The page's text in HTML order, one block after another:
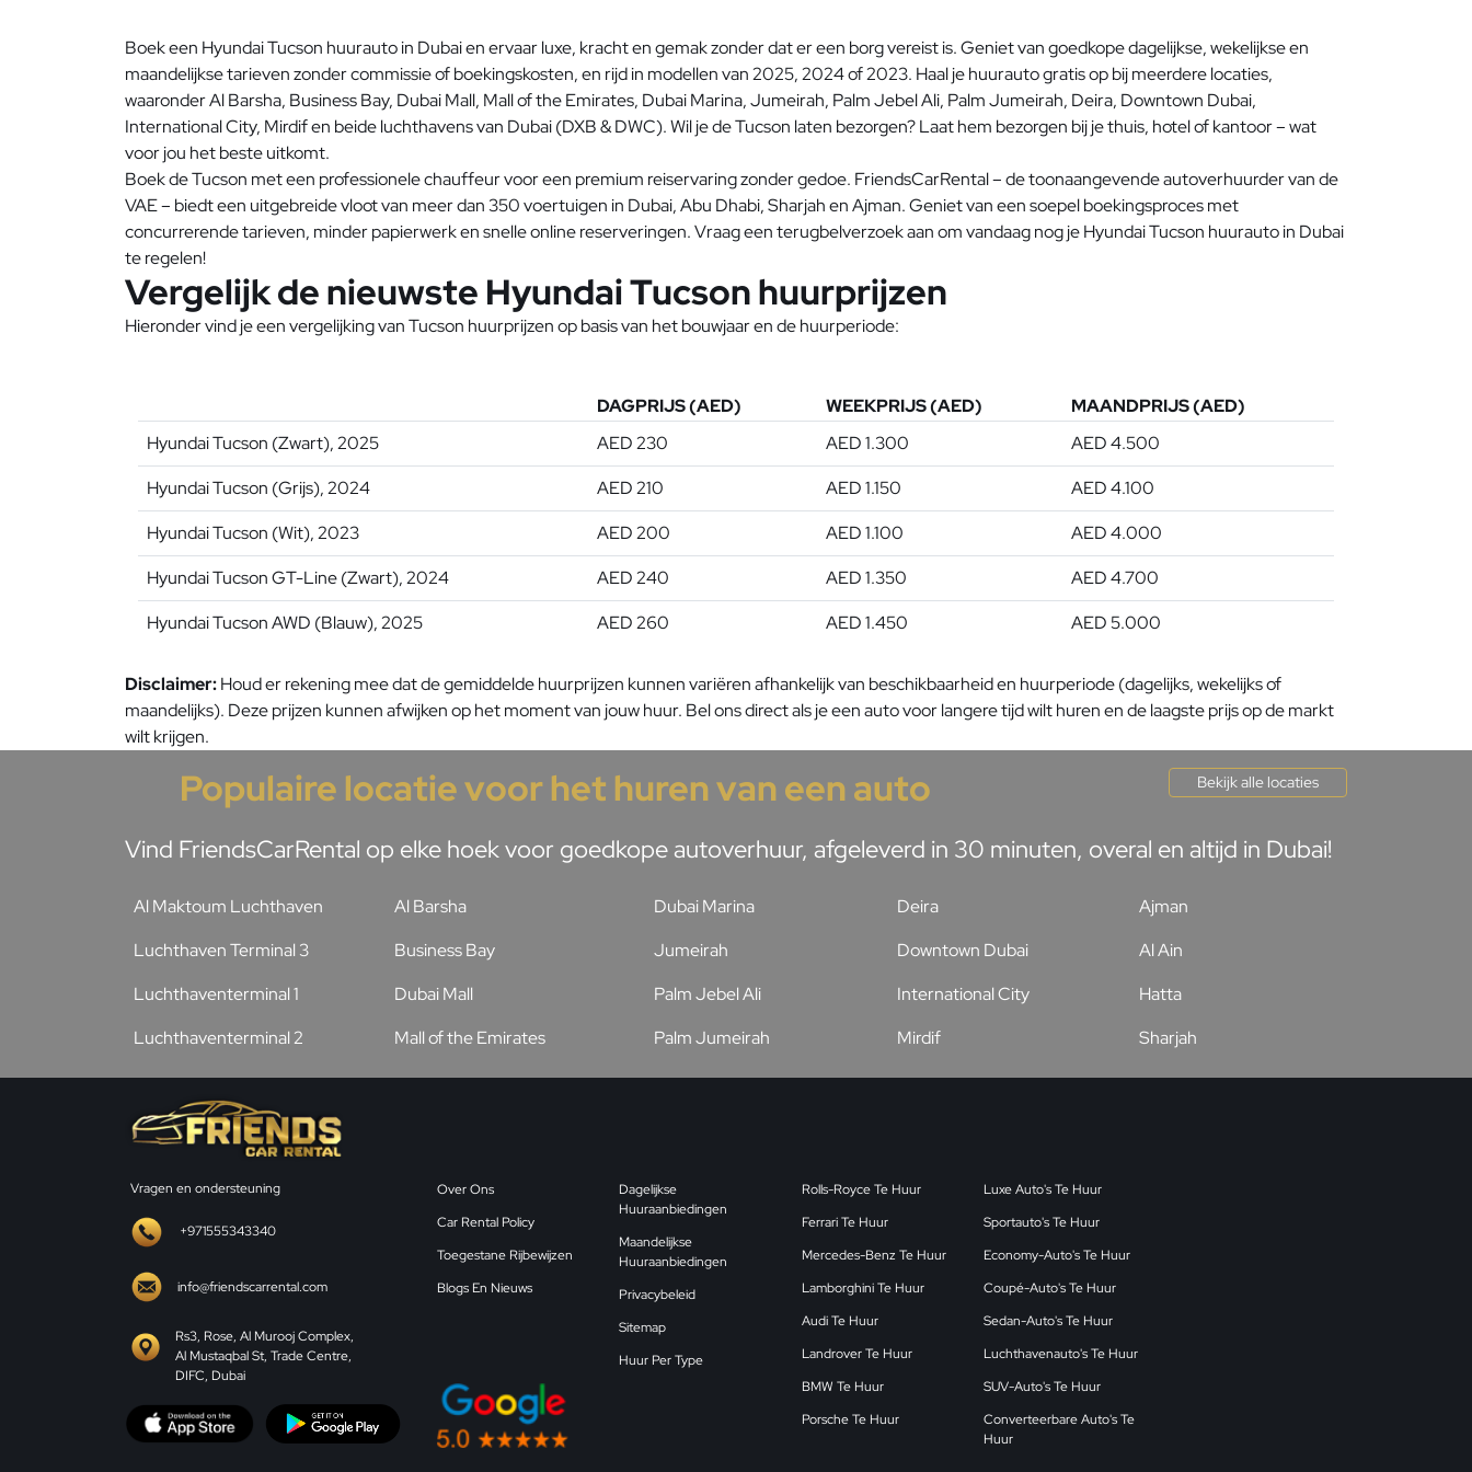
Boek een Hyundai Tucson huurauto in Dubai en ervaar luxe, kracht en gemak zonder dat er een borg vereist is. Geniet van goedkope dagelijkse, wekelijkse en
maandelijkse tarieven zonder commissie of boekingskosten, en rijd in modellen van 2025, 2024 of 2023. Haal je huurauto gratis op bij meerdere locaties,
waaronder Al Barsha, Business Bay, Dubai Mall, Mall of the Emirates, Dubai Marina, Jumeirah, Palm Jebel Ali, Palm Jumeirah, Deira, Downtown Dubai,
International City, Mirdif en beide luchthavens van Dubai (DXB & DWC). Wil je de Tucson laten bezorgen? Laat hem bezorgen bij je thuis, hotel of kantoor – wat
voor jou het beste uitkomt.
Boek de Tucson met een professionele chauffeur voor een premium reiservaring zonder gedoe. FriendsCarRental – de toonaangevende autoverhuurder van de
VAE – biedt een uitgebreide vloot van meer dan 350 voertuigen in Dubai, Abu Dhabi, Sharjah en Ajman. Geniet van een soepel boekingsproces met
concurrerende tarieven, minder papierwerk en snelle online reserveringen. Vraag een terugbelverzoek aan om vandaag nog je Hyundai Tucson huurauto in Dubai
te regelen!
Vergelijk de nieuwste Hyundai Tucson huurprijzen
Hieronder vind je een vergelijking van Tucson huurprijzen op basis van het bouwjaar en de huurperiode:
DAGPRIJS (AED) WEEKPRIJS (AED)
MAANDPRIJS (AED)
Hyundai Tucson (Zwart), 2025
AED 230 AED 1.300
AED 4.500
Hyundai Tucson (Grijs), 2024
AED 210 AED 1.150
AED 4.100
Hyundai Tucson (Wit), 2023
AED 200 AED 1.100
AED 4.000
Hyundai Tucson GT-Line (Zwart), 2024
AED 240 AED 1.350
AED 4.700
Hyundai Tucson AWD (Blauw), 2025
AED 260 AED 1.450 AED 5.000
Disclaimer:Houd er rekening mee dat de gemiddelde huurprijzen kunnen variëren afhankelijk van beschikbaarheid en huurperiode (dagelijks, wekelijks of
maandelijks). Deze prijzen kunnen afwijken op het moment van jouw huur. Bel ons direct als je een auto voor langere tijd wilt huren en de laagste prijs op de markt
wilt krijgen.
Populaire locatie voor het huren van een auto Bekijk alle locaties
Vind FriendsCarRental op elke hoek voor goedkope autoverhuur, afgeleverd in 30 minuten, overal en altijd in Dubai!
Al Maktoum Luchthaven
Luchthaven Terminal 3
Luchthaventerminal 1
Luchthaventerminal 2
Al Barsha
Business Bay
Dubai Mall
Mall of the Emirates
Dubai Marina
Jumeirah
Palm Jebel Ali
Palm Jumeirah
Deira
Downtown Dubai
International City
Mirdif
Ajman
Al Ain
Hatta
Sharjah
Vragen en ondersteuning
+971555343340
info@friendscarrental.com
Rs3, Rose, Al Murooj Complex,
Al Mustaqbal St, Trade Centre,
DIFC, Dubai
Over Ons
Car Rental Policy
Toegestane Rijbewijzen
Blogs En Nieuws
Dagelijkse
Huuraanbiedingen
Maandelijkse
Huuraanbiedingen
Privacybeleid
Sitemap
Huur Per Type
Rolls-Royce Te Huur
Ferrari Te Huur
Mercedes-Benz Te Huur
Lamborghini Te Huur
Audi Te Huur
Landrover Te Huur
BMW Te Huur
Porsche Te Huur
Luxe Auto's Te Huur
Sportauto's Te Huur
Economy-Auto's Te Huur
Coupé-Auto's Te Huur
Sedan-Auto's Te Huur
Luchthavenauto's Te Huur
SUV-Auto's Te Huur
Converteerbare Auto's Te
Huur